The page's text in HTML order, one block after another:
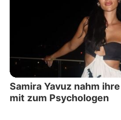
Samira Yavuz nahm
mit zum Psychologen